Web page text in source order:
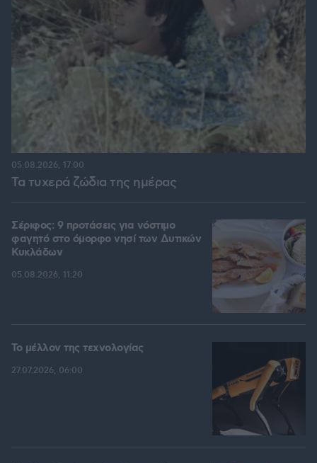
Τα τυχερά ζώδια της ημέρας
05.08.2026, 17:00
Σέριφος: 9 προτάσεις για νόστιμο
φαγητό στο όμορφο νησί των Δυτικών
Κυκλάδων
05.08.2026, 11:20
Το μέλλον της τεχνολογίας
27.07.2026, 06:00